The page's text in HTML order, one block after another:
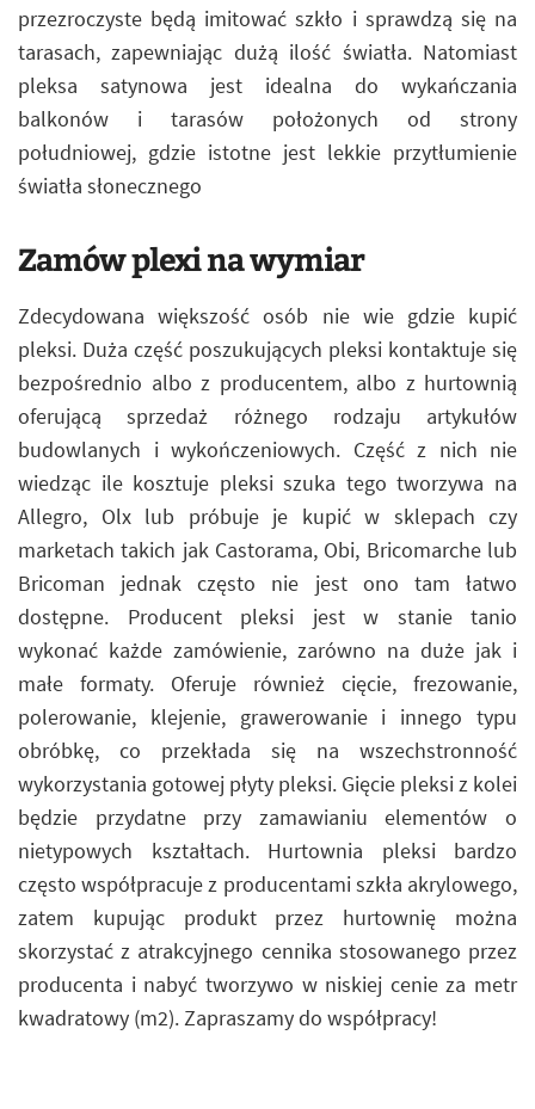
przezroczyste będą imitować szkło i sprawdzą się na
tarasach, zapewniając dużą ilość światła. Natomiast
pleksa satynowa jest idealna do wykańczania
balkonów i tarasów położonych od strony
południowej, gdzie istotne jest lekkie przytłumienie
światła słonecznego
Zamów plexi na wymiar
Zdecydowana większość osób nie wie gdzie kupić
pleksi. Duża część poszukujących pleksi kontaktuje się
bezpośrednio albo z producentem, albo z hurtownią
oferującą sprzedaż różnego rodzaju artykułów
budowlanych i wykończeniowych. Część z nich nie
wiedząc ile kosztuje pleksi szuka tego tworzywa na
Allegro, Olx lub próbuje je kupić w sklepach czy
marketach takich jak Castorama, Obi, Bricomarche lub
Bricoman jednak często nie jest ono tam łatwo
dostępne. Producent pleksi jest w stanie tanio
wykonać każde zamówienie, zarówno na duże jak i
małe formaty. Oferuje również cięcie, frezowanie,
polerowanie, klejenie, grawerowanie i innego typu
obróbkę, co przekłada się na wszechstronność
wykorzystania gotowej płyty pleksi. Gięcie pleksi z kolei
będzie przydatne przy zamawianiu elementów o
nietypowych kształtach. Hurtownia pleksi bardzo
często współpracuje z producentami szkła akrylowego,
zatem kupując produkt przez hurtownię można
skorzystać z atrakcyjnego cennika stosowanego przez
producenta i nabyć tworzywo w niskiej cenie za metr
kwadratowy (m2). Zapraszamy do współpracy!